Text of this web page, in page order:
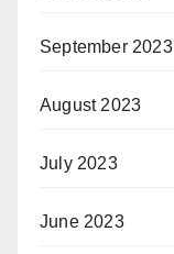
September 2023
August 2023
July 2023
June 2023